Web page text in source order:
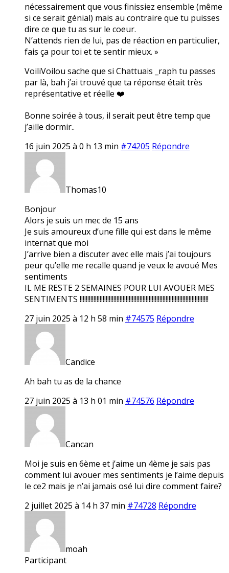
nécessairement que vous finissiez ensemble (même
si ce serait génial) mais au contraire que tu puisses
dire ce que tu as sur le coeur.
N’attends rien de lui, pas de réaction en particulier,
fais ça pour toi et te sentir mieux. »
VoiliVoilou sache que si Chattuais _raph tu passes
par là, bah j’ai trouvé que ta réponse était très
représentative et réelle ❤️
Bonne soirée à tous, il serait peut être temp que
j’aille dormir..
16 juin 2025 à 0 h 13 min #74205 Répondre
Thomas10
Bonjour
Alors je suis un mec de 15 ans
Je suis amoureux d’une fille qui est dans le même
internat que moi
J’arrive bien a discuter avec elle mais j’ai toujours
peur qu’elle me recalle quand je veux le avoué Mes
sentiments
IL ME RESTE 2 SEMAINES POUR LUI AVOUER MES
SENTIMENTS !!!!!!!!!!!!!!!!!!!!!!!!!!!!!!!!!!!!!!!!!!!!!!!!!!!!!!!!!!!!!!!!!!!!!!!!!!!!!!!!!!!!
27 juin 2025 à 12 h 58 min #74575 Répondre
Candice
Ah bah tu as de la chance
27 juin 2025 à 13 h 01 min #74576 Répondre
Cancan
Moi je suis en 6ème et j’aime un 4ème je sais pas
comment lui avouer mes sentiments je l’aime depuis
le ce2 mais je n’ai jamais osé lui dire comment faire?
2 juillet 2025 à 14 h 37 min #74728 Répondre
moah
Participant